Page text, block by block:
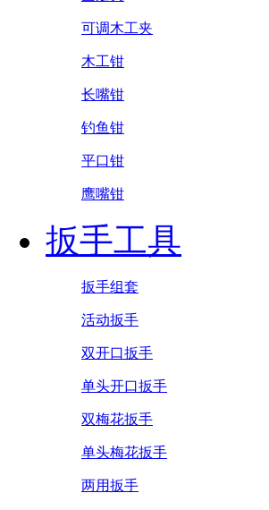
可调木工夹
木工钳
长嘴钳
钓鱼钳
平口钳
鹰嘴钳
扳手工具
扳手组套
活动扳手
双开口扳手
单头开口扳手
双梅花扳手
单头梅花扳手
两用扳手